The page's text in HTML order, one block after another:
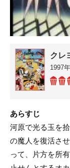
クレ
1997
あらすじ
河原で光る玉を
の魔人を復活さ
って、片方を所